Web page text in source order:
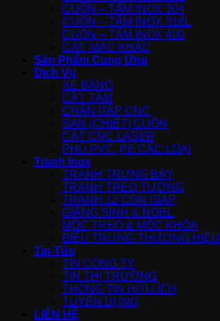
CUỘN – TẤM INOX 304
CUỘN – TẤM INOX 316L
CUỘN – TẤM INOX 430
CÁC MÁC KHÁC
Sản Phẩm Cung Ứng
Dịch Vụ
XẺ BĂNG
CẮT TẤM
CHẤN GẤP CNC
SAN (CHIẾT) CUỘN
CẮT CNC LASER
PHỦ PVC, PE CÁC LOẠI
Tranh Inox
TRANH TRƯNG BÀY
TRANH TREO TƯỜNG
TRANH 12 CON GIÁP
GIÁNG SINH & NOEL
MÓC TREO & MÓC KHÓA
BIỂU TRƯNG THƯƠNG HIỆU
Tin Tức
TIN CÔNG TY
TIN THỊ TRƯỜNG
THÔNG TIN HỮU ÍCH
TUYỂN DỤNG
LIÊN HỆ